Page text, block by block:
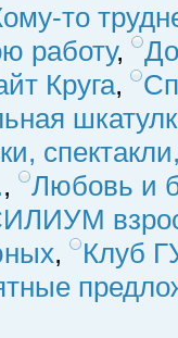
то
работу,
Круга,
,
Любовь и
,
Клуб